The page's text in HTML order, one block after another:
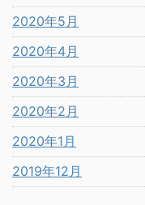
2020年5月
2020年4月
2020年3月
2020年2月
2020年1月
2019年12月